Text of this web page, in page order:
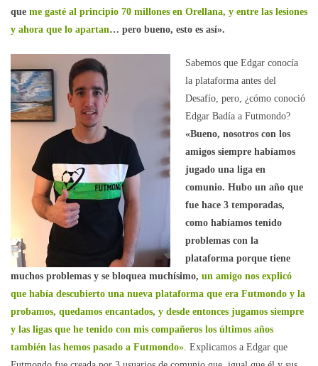
que me gasté al principio 70 millones en Orellana, y entre las lesiones
y ahora que lo apartan… pero bueno, esto es así».
Sabemos que Edgar conocía
la plataforma antes del
Desafío, pero, ¿cómo conoció
Edgar Badía a Futmondo?
«Bueno, nosotros con los
amigos siempre habíamos
jugado una liga en
comunio. Hubo un año que
fue hace 3 temporadas,
como habíamos tenido
problemas con la
plataforma porque tiene
muchos problemas y se bloquea muchísimo, un amigo nos explicó
que había descubierto una nueva plataforma que era Futmondo y la
probamos, quedamos encantados, y desde entonces jugamos siempre
y las ligas que he tenido con mis compañeros los últimos años
también las hemos pasado a Futmondo» . Explicamos a Edgar que